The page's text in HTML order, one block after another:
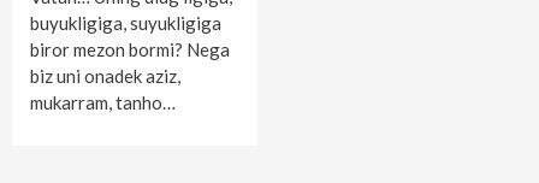
buyukligiga, suyukligiga
biror mezon bormi? Nega
biz uni onadek aziz,
mukarram, tanho…